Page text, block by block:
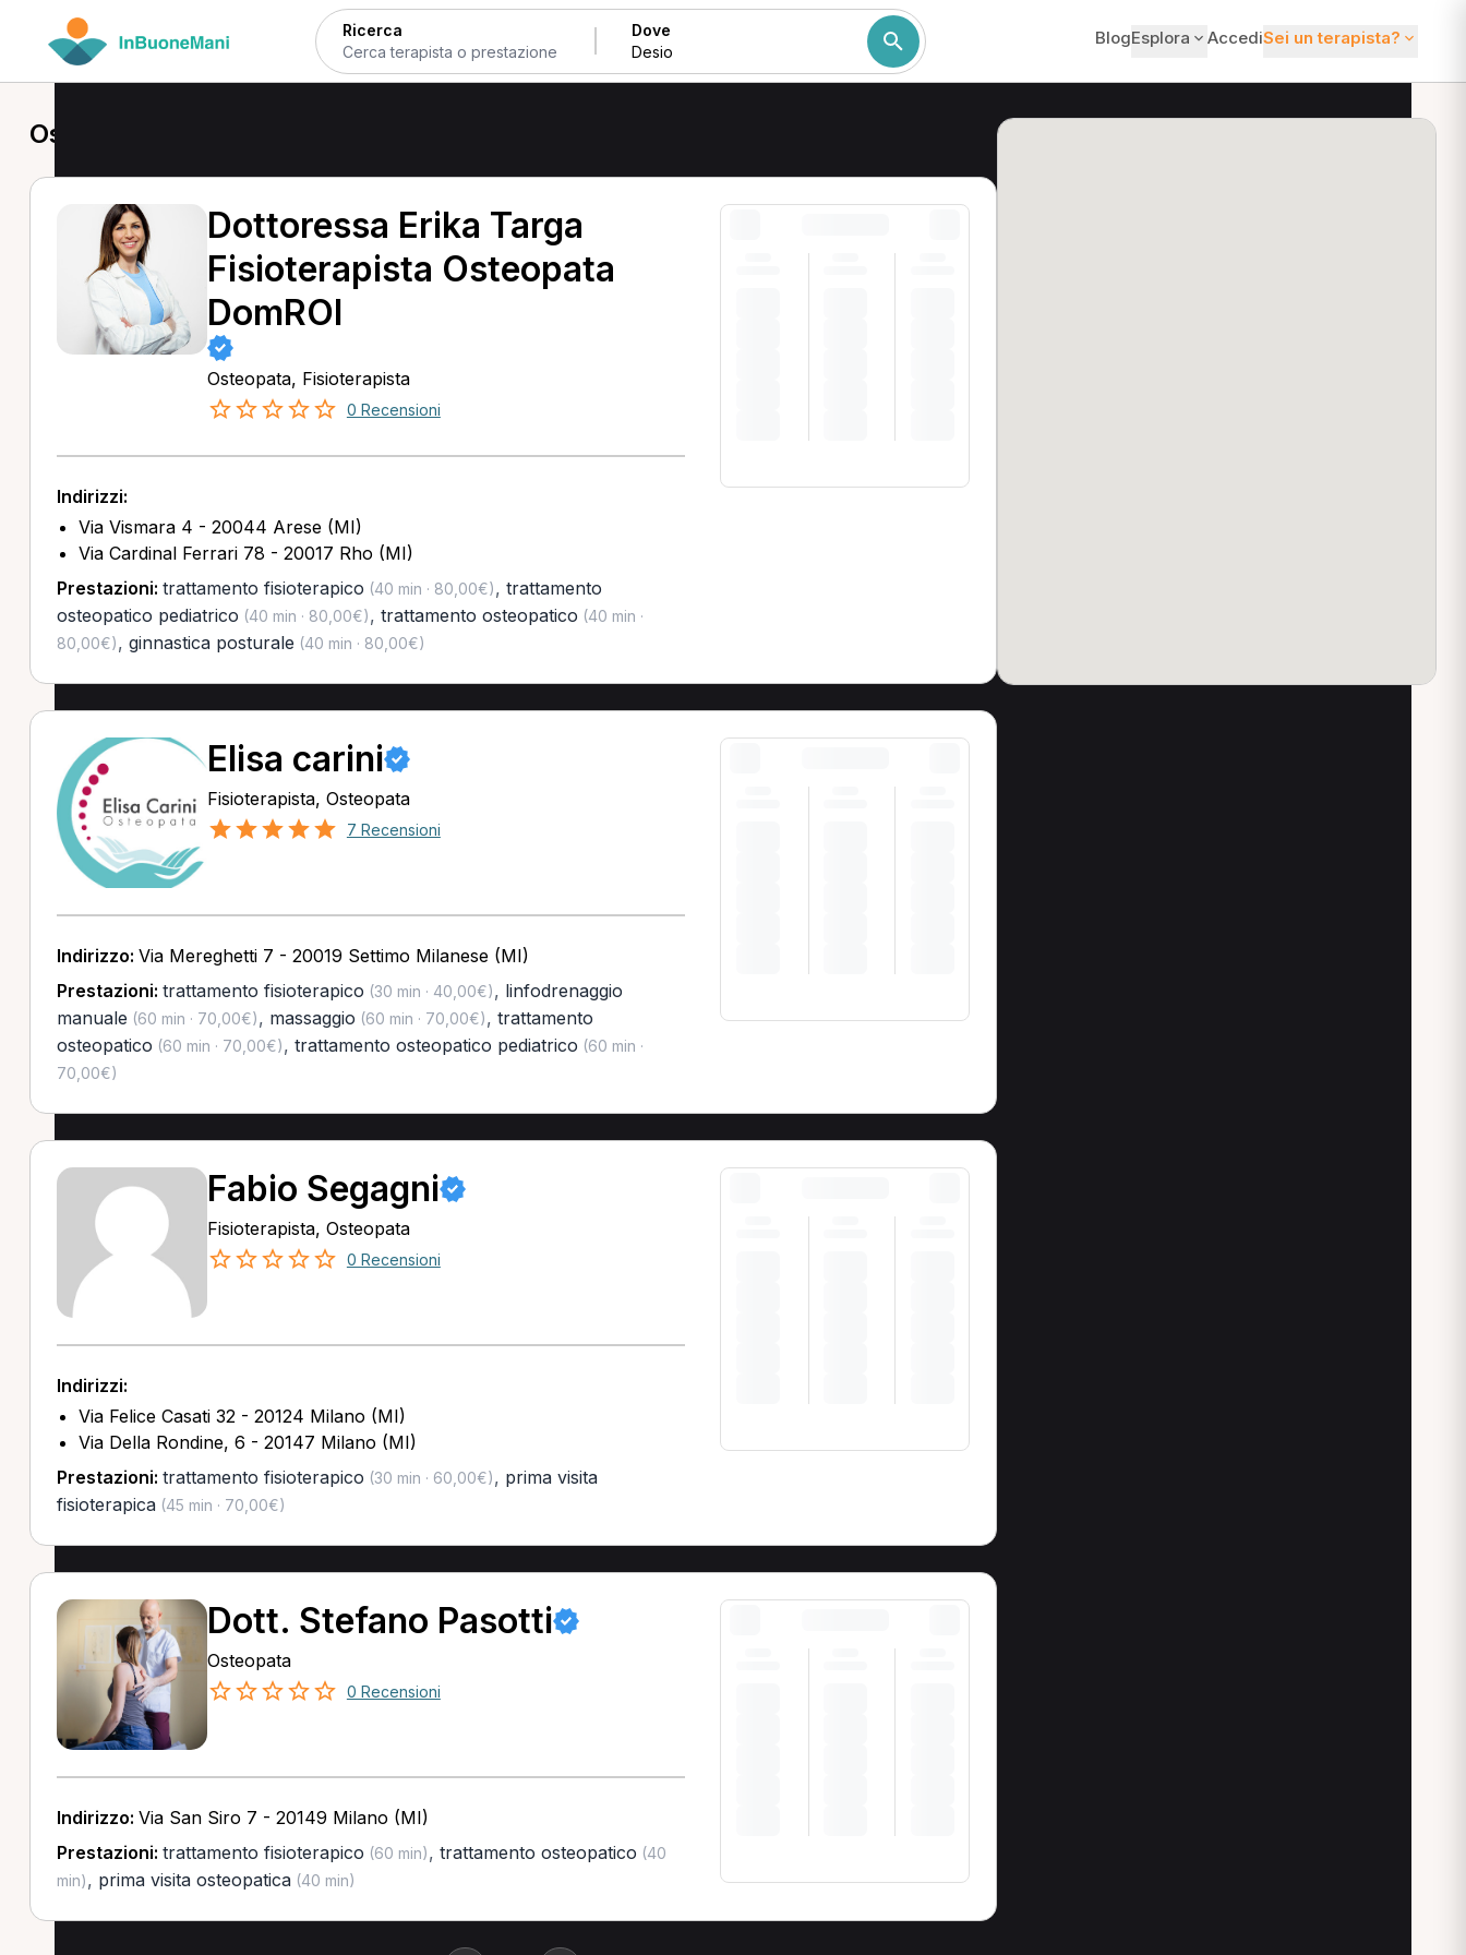
Ricerca Dove BlogEsplora AccediSei un terapista?
Osteopata a Desio
Dottoressa Erika Targa
Fisioterapista Osteopata
DomROI
Osteopata, Fisioterapista
0 Recensioni
Indirizzi:
Via Vismara 4 - 20044 Arese (MI)
Via Cardinal Ferrari 78 - 20017 Rho (MI)
Prestazioni: trattamento fisioterapico (40 min · 80,00€), trattamento
osteopatico pediatrico (40 min · 80,00€), trattamento osteopatico (40 min ·
80,00€), ginnastica posturale (40 min · 80,00€)
Elisa carini
Fisioterapista, Osteopata
7 Recensioni
Indirizzo: Via Mereghetti 7 - 20019 Settimo Milanese (MI)
Prestazioni: trattamento fisioterapico (30 min · 40,00€), linfodrenaggio
manuale (60 min · 70,00€), massaggio (60 min · 70,00€), trattamento
osteopatico (60 min · 70,00€), trattamento osteopatico pediatrico (60 min ·
70,00€)
Fabio Segagni
Fisioterapista, Osteopata
0 Recensioni
Indirizzi:
Via Felice Casati 32 - 20124 Milano (MI)
Via Della Rondine, 6 - 20147 Milano (MI)
Prestazioni: trattamento fisioterapico (30 min · 60,00€), prima visita
fisioterapica(45 min · 70,00€)
Dott. Stefano Pasotti
Osteopata
0 Recensioni
Indirizzo: Via San Siro 7 - 20149 Milano (MI)
Prestazioni: trattamento fisioterapico (60 min), trattamento osteopatico (40
min), prima visita osteopatica(40 min)